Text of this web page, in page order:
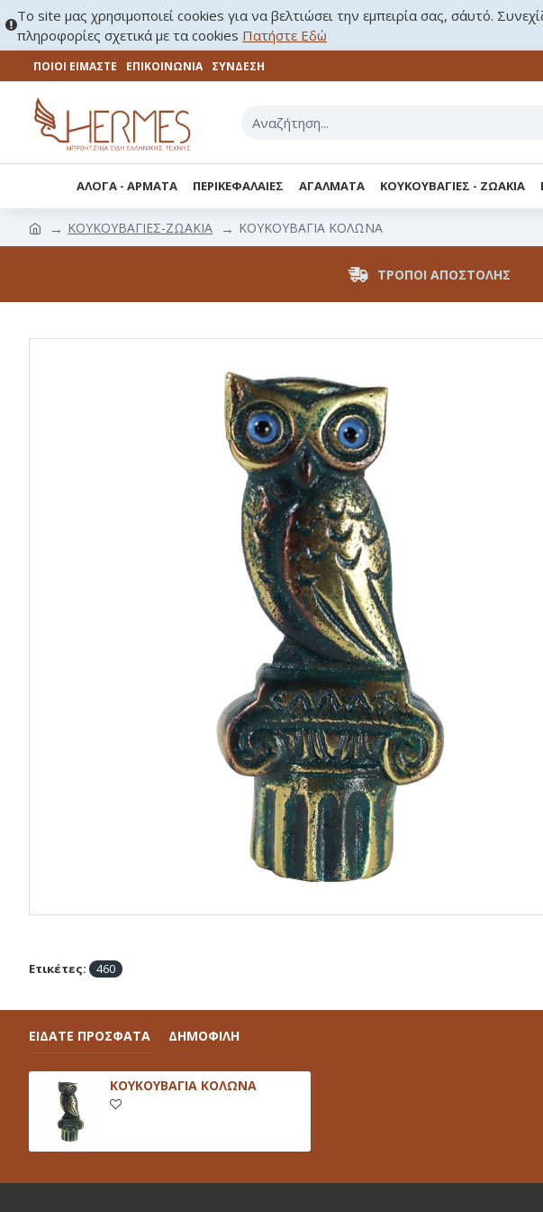
Το site μας χρησιμοποιεί cookies για να βελτιώσει την εμπειρία σας, σ΄αυτό.
πληροφορίες σχετικά με τα cookies Πατήστε Εδώ
ΠΟΙΟΙ ΕΙΜΑΣΤΕ ΕΠΙΚΟΙΝΩΝΊΑ ΣΎΝΔΕΣΗ
ΑΛΟΓΑ - ΑΡΜΑΤΑ ΠΕΡΙΚΕΦΑΛΑΙΕΣ ΑΓΑΛΜΑΤΑ ΚΟΥΚΟΥΒΑΓΙΕΣ - ΖΩΑΚΙΑ
ΚΟΥΚΟΥΒΑΓΙΕΣ-ΖΩΑΚΙΑ ΚΟΥΚΟΥΒΑΓΙΑ ΚΟΛΩΝΑ
ΤΡΌΠΟΙ ΑΠΟΣΤΟΛΉΣ
Ετικέτες: 460
ΕΙΔΑΤΕ ΠΡΟΣΦΑΤΑ ΔΗΜΟΦΙΛΗ
ΚΟΥΚΟΥΒΑΓΙΑ ΚΟΛΩΝΑ